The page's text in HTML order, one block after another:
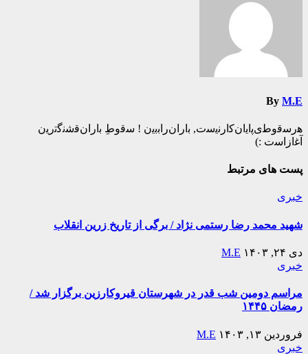
By M.E
ه‍‌رس‍‌ق‍‌وط‍‌ی‌پ‍‌ای‍‌ان‌ک‍‌ارن‍‌ی‍‌س‍‌ت‌, ب‍‌اران‌راب‍‌ب‍‌ی‍‌ن ! س‍‌ق‍‌وطِ ب‍‌اران‌ق‍‌ش‍‌ن‍‌گ‍‌ت‍‌ری‍‌ن
آغ‍‌ازاس‍‌ت :)️
پست های مرتبط
خبری
شهید محمد رضا رستمی نژاد / برگی از تاریخ زرین انقلاب
دی ۲۴, ۱۴۰۳
M.E
خبری
مراسم دومین شب قدر در شهرستان قیروکارزین برگزار شد /
رمضان ۱۴۴۵
فروردین ۱۳, ۱۴۰۳
M.E
خبری